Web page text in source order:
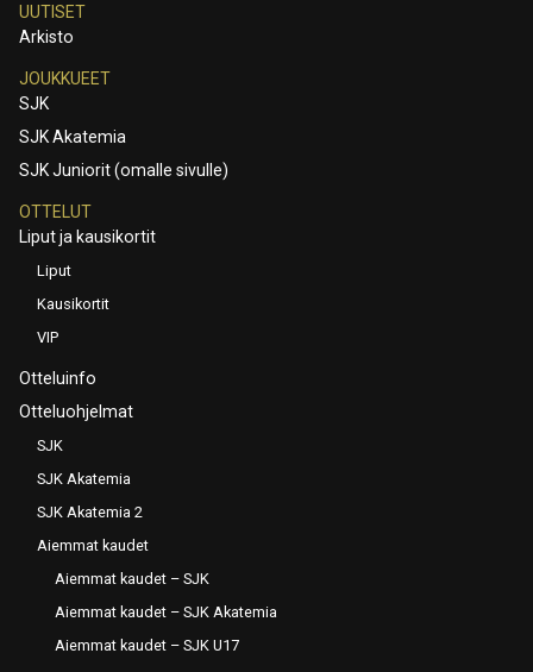
UUTISET
Arkisto
JOUKKUEET
SJK
SJK Akatemia
SJK Juniorit (omalle sivulle)
OTTELUT
Liput ja kausikortit
Liput
Kausikortit
VIP
Otteluinfo
Otteluohjelmat
SJK
SJK Akatemia
SJK Akatemia 2
Aiemmat kaudet
Aiemmat kaudet – SJK
Aiemmat kaudet – SJK Akatemia
Aiemmat kaudet – SJK U17